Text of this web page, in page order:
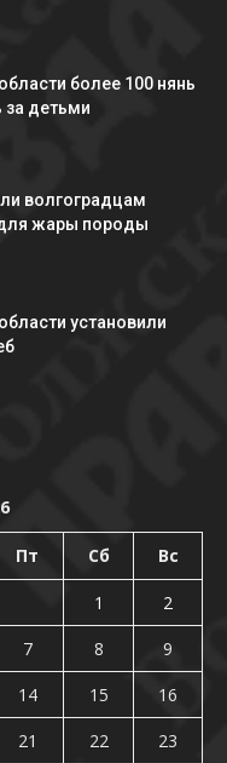
более 100 нянь
за детьми
волгоградцам
жары породы
установили
Пт Сб Вс
1
2
7 8
9
14 15
16
21 22
23